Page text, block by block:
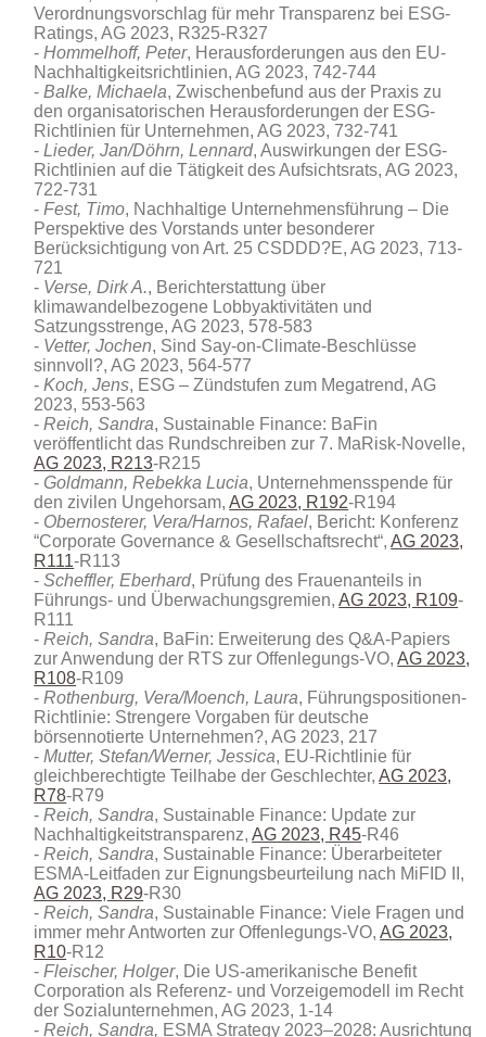
Verordnungsvorschlag für mehr Transparenz bei ESG-
Ratings, AG 2023, R325-R327
Hommelhoff, Peter, Herausforderungen aus den EU-
Nachhaltigkeitsrichtlinien, AG 2023, 742-744
Balke, Michaela, Zwischenbefund aus der Praxis zu
den organisatorischen Herausforderungen der ESG-
Richtlinien für Unternehmen, AG 2023, 732-741
Lieder, Jan/Döhrn, Lennard, Auswirkungen der ESG-
Richtlinien auf die Tätigkeit des Aufsichtsrats, AG 2023,
722-731
Fest, Timo, Nachhaltige Unternehmensführung – Die
Perspektive des Vorstands unter besonderer
Berücksichtigung von Art. 25 CSDDD?E, AG 2023, 713-
721
Verse, Dirk A., Berichterstattung über
klimawandelbezogene Lobbyaktivitäten und
Satzungsstrenge, AG 2023, 578-583
Vetter, Jochen, Sind Say-on-Climate-Beschlüsse
sinnvoll?, AG 2023, 564-577
Koch, Jens, ESG – Zündstufen zum Megatrend, AG
2023, 553-563
Reich, Sandra, Sustainable Finance: BaFin
veröffentlicht das Rundschreiben zur 7. MaRisk-Novelle,
AG 2023, R213-R215
Goldmann, Rebekka Lucia, Unternehmensspende für
den zivilen Ungehorsam,AG 2023, R192-R194
Obernosterer, Vera/Harnos, Rafael, Bericht: Konferenz
“Corporate Governance & Gesellschaftsrecht“,AG 2023,
R111-R113
Scheffler, Eberhard, Prüfung des Frauenanteils in
Führungs- und Überwachungsgremien,AG 2023, R109-
R111
Reich, Sandra, BaFin: Erweiterung des Q&A-Papiers
zur Anwendung der RTS zur Offenlegungs-VO,AG 2023,
R108-R109
Rothenburg, Vera/Moench, Laura, Führungspositionen-
Richtlinie: Strengere Vorgaben für deutsche
börsennotierte Unternehmen?, AG 2023, 217
Mutter, Stefan/Werner, Jessica, EU-Richtlinie für
gleichberechtigte Teilhabe der Geschlechter,AG 2023,
R78-R79
Reich, Sandra, Sustainable Finance: Update zur
Nachhaltigkeitstransparenz,AG 2023, R45-R46
Reich, Sandra, Sustainable Finance: Überarbeiteter
ESMA-Leitfaden zur Eignungsbeurteilung nach MiFID II,
AG 2023, R29-R30
Reich, Sandra, Sustainable Finance: Viele Fragen und
immer mehr Antworten zur Offenlegungs-VO,AG 2023,
R10-R12
Fleischer, Holger, Die US-amerikanische Benefit
Corporation als Referenz- und Vorzeigemodell im Recht
der Sozialunternehmen, AG 2023, 1-14
Reich, Sandra, ESMA Strategy 2023–2028: Ausrichtung